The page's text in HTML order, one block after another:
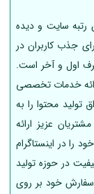
رتبه سایت و دیده
جذب کاربران در
اول و آخر است.
خدمات تخصصی
تولید محتوا را به
عزیز ارائه
را در اینستاگرام
در حوزه تولید
خود بر روی